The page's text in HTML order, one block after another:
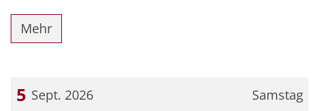
Mehr
Samstag
5 Sept. 2026